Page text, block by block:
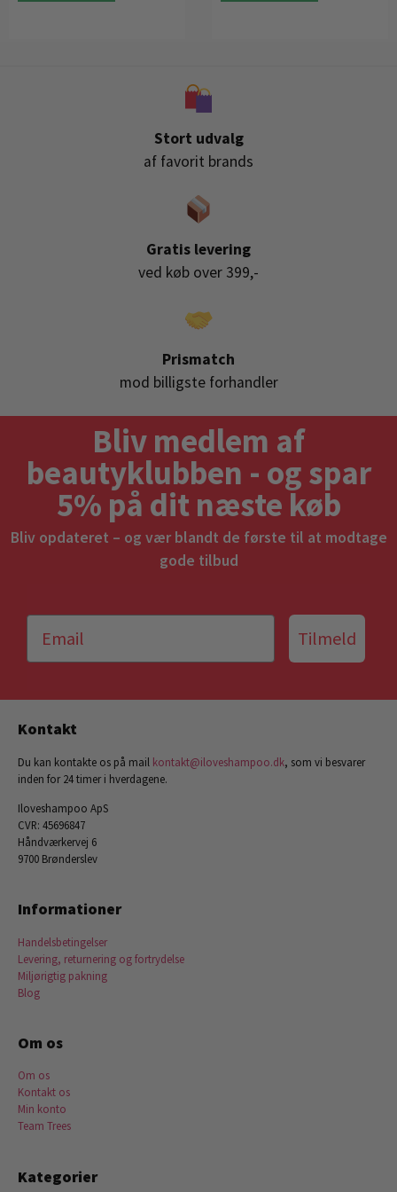
Stort udvalg
af favorit brands
Gratis levering
ved køb over 399,-
Prismatch
mod billigste forhandler
Bliv medlem af
beautyklubben - og spar
5% på dit næste køb
Bliv opdateret – og vær blandt de første til at modtage
gode tilbud
Tilmeld
Kontakt
Du kan kontakte os på mail kontakt@iloveshampoo.dk, som vi besvarer
inden for 24 timer i hverdagene.
Iloveshampoo ApS
CVR: 45696847
Håndværkervej 6
9700 Brønderslev
Informationer
Handelsbetingelser
Levering, returnering og fortrydelse
Miljørigtig pakning
Blog
Om os
Om os
Kontakt os
Min konto
Team Trees
Kategorier